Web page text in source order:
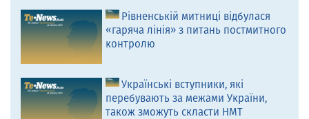
Рівненській митниці відбулася
«гаряча лінія» з питань постмитного
контролю
Українські вступники, які
перебувають за межами України,
також зможуть скласти НМТ